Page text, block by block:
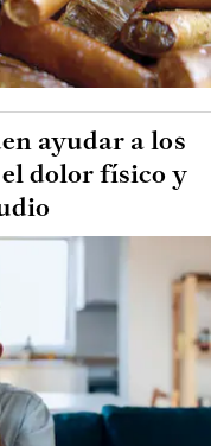
ayudar a los
dolor físico y